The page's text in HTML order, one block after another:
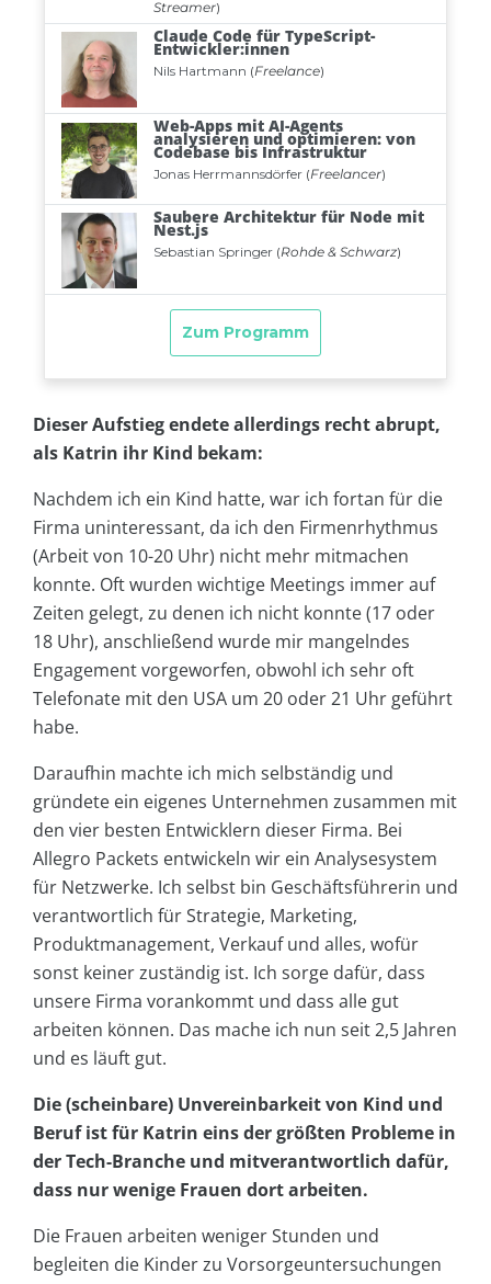
Dieser Aufstieg endete allerdings recht abrupt,
als Katrin ihr Kind bekam:
Nachdem ich ein Kind hatte, war ich fortan für die
Firma uninteressant, da ich den Firmenrhythmus
(Arbeit von 10-20 Uhr) nicht mehr mitmachen
konnte. Oft wurden wichtige Meetings immer auf
Zeiten gelegt, zu denen ich nicht konnte (17 oder
18 Uhr), anschließend wurde mir mangelndes
Engagement vorgeworfen, obwohl ich sehr oft
Telefonate mit den USA um 20 oder 21 Uhr geführt
habe.
Daraufhin machte ich mich selbständig und
gründete ein eigenes Unternehmen zusammen mit
den vier besten Entwicklern dieser Firma. Bei
Allegro Packets entwickeln wir ein Analysesystem
für Netzwerke. Ich selbst bin Geschäftsführerin und
verantwortlich für Strategie, Marketing,
Produktmanagement, Verkauf und alles, wofür
sonst keiner zuständig ist. Ich sorge dafür, dass
unsere Firma vorankommt und dass alle gut
arbeiten können. Das mache ich nun seit 2,5 Jahren
und es läuft gut.
Die (scheinbare) Unvereinbarkeit von Kind und
Beruf ist für Katrin eins der größten Probleme in
der Tech-Branche und mitverantwortlich dafür,
dass nur wenige Frauen dort arbeiten.
Die Frauen arbeiten weniger Stunden und
begleiten die Kinder zu Vorsorgeuntersuchungen